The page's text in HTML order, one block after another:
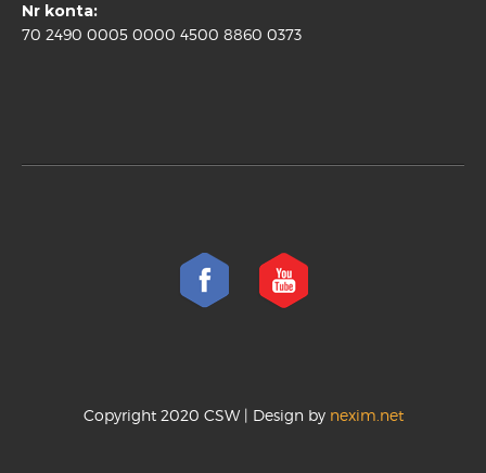
Nr konta:
70 2490 0005 0000 4500 8860 0373
Copyright 2020 CSW | Design bynexim.net